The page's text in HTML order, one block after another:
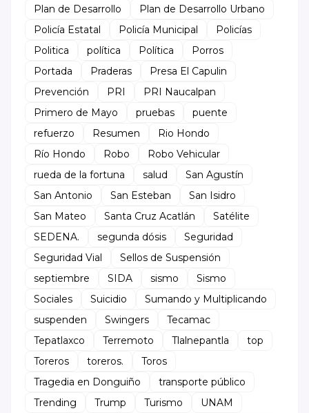
Plan de Desarrollo
Plan de Desarrollo Urbano
Policía Estatal
Policía Municipal
Policías
Politica
política Política
Porros
Portada
Praderas
Presa El Capulin
Prevención
PRI
PRI Naucalpan
Primero de Mayo
pruebas
puente
refuerzo
Resumen
Rio Hondo
Río Hondo
Robo
Robo Vehicular
rueda de la fortuna
salud
San Agustín
San Antonio
San Esteban
San Isidro
San Mateo
Santa Cruz Acatlán
Satélite
SEDENA.
segunda dósis
Seguridad
Seguridad Vial
Sellos de Suspensión
septiembre
SIDA sismo
Sismo
Sociales
Suicidio
Sumando y Multiplicando
suspenden
Swingers
Tecamac
Tepatlaxco
Terremoto Tlalnepantla
top
Toreros
toreros.
Toros
Tragedia en Donguiño
transporte público
Trending
Trump Turismo
UNAM